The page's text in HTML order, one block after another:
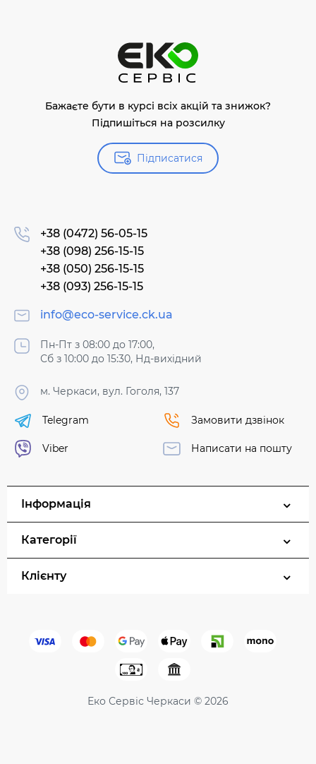
Бажаєте бути в курсі всіх акцій та знижок?
Підпишіться на розсилку
Підписатися
+38 (0472) 56-05-15
+38 (098) 256-15-15
+38 (050) 256-15-15
+38 (093) 256-15-15
info@eco-service.ck.ua
Пн-Пт з 08:00 до 17:00,
Сб з 10:00 до 15:30, Нд-вихідний
м. Черкаси, вул. Гоголя, 137
Telegram
Viber
Замовити дзвінок
Написати на пошту
Інформація
Категорії
Клієнту
Еко Сервіс Черкаси © 2026